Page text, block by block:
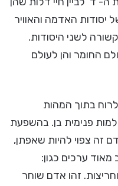
יסודות האדמה והאוויר
לשני היסודות.
החומר והן לעולם
בתוך המהות
פנימית בן. בהשפעת
זה צפוי להיות שאפתן,
מאוד ערכים כגון:
זהו אדם שוחר